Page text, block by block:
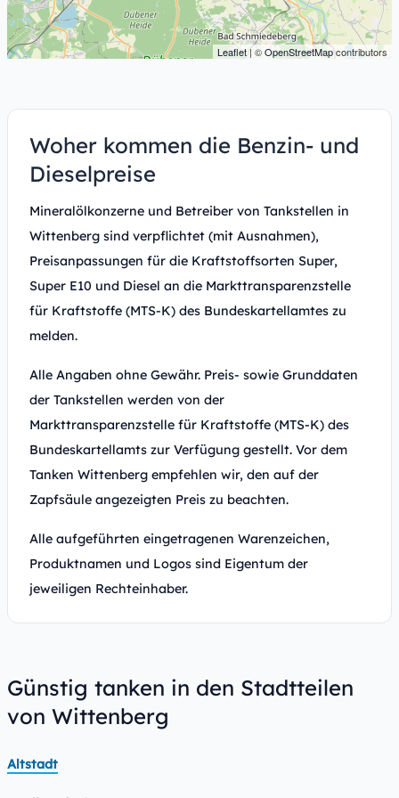
Leaflet| ©OpenStreetMapcontributors
Woher kommen die Benzin- und
Dieselpreise
Mineralölkonzerne und Betreiber von Tankstellen in
Wittenberg sind verpflichtet (mit Ausnahmen),
Preisanpassungen für die Kraftstoffsorten Super,
Super E10 und Diesel an die Markttransparenzstelle
für Kraftstoffe (MTS-K) des Bundeskartellamtes zu
melden.
Alle Angaben ohne Gewähr. Preis- sowie Grunddaten
der Tankstellen werden von der
Markttransparenzstelle für Kraftstoffe (MTS-K) des
Bundeskartellamts zur Verfügung gestellt. Vor dem
Tanken Wittenberg empfehlen wir, den auf der
Zapfsäule angezeigten Preis zu beachten.
Alle aufgeführten eingetragenen Warenzeichen,
Produktnamen und Logos sind Eigentum der
jeweiligen Rechteinhaber.
Günstig tanken in den Stadtteilen
von Wittenberg
Altstadt